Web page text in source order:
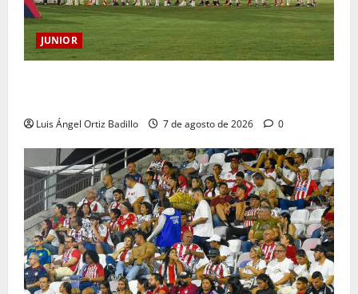
JUNIOR
Luis Ángel Ortiz Badillo 7 de agosto de 2026 0